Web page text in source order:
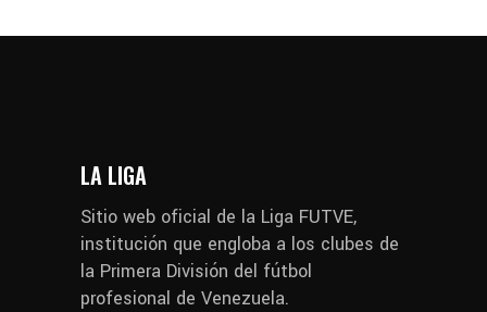
LA LIGA
Sitio web oficial de la Liga FUTVE,
institución que engloba a los clubes de
la Primera División del fútbol
profesional de Venezuela.